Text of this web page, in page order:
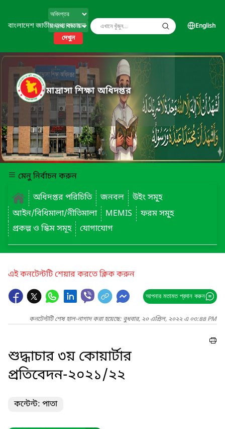
বাংলাদেশ জাতীয় তথ্য বাতায়ন
দেখুন
English
মাদ্রাসা শিক্ষা অধিদপ্তর
মেনু নির্বাচন করুন
অধিদপ্তর পরিচিতি
জনবল
উইং সমূ্হ
আইন/বিধিমালা/নীতিমালা
MEMIS
ফরম সমূ্হ
প্রকল্প ও স্কিম সমূহ
যোগাযোগ
এই কনটেন্টটি শেয়ার করতে ক্লিক করুন
আপনার মতামত প্রদান করুন
কনটেন্টটি শেষ হাল-নাগাদ করা হয়েছে: বুধবার, ২০ এপ্রিল, ২০২২ এ ০৩:৪৪ PM
শুদ্ধাচার ৩য় কোয়ার্টার
প্রতিবেদন-২০২১/২২
কন্টেন্ট: পাতা